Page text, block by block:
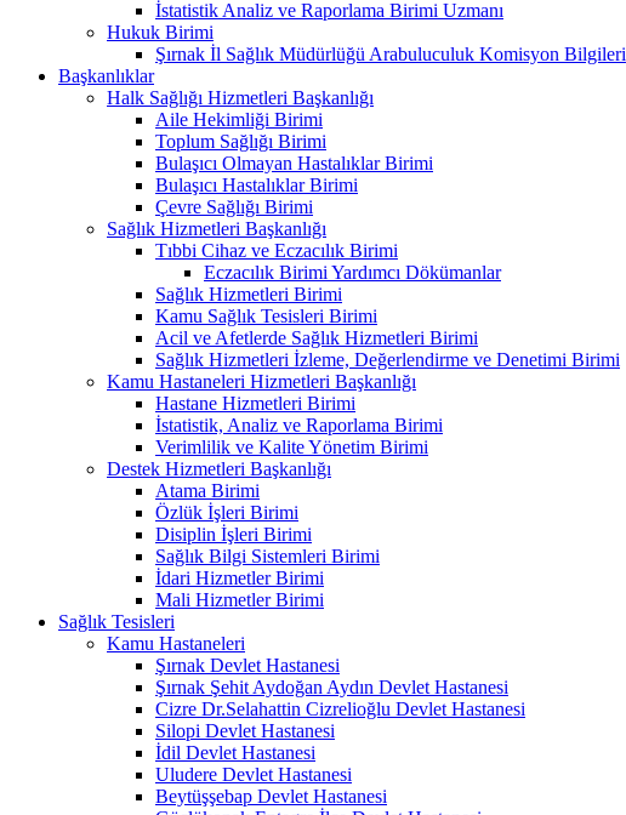
İstatistik Analiz ve Raporlama Birimi Uzmanı
Hukuk Birimi
Şırnak İl Sağlık Müdürlüğü Arabuluculuk Komisyon Bilgileri
Başkanlıklar
Halk Sağlığı Hizmetleri Başkanlığı
Aile Hekimliği Birimi
Toplum Sağlığı Birimi
Bulaşıcı Olmayan Hastalıklar Birimi
Bulaşıcı Hastalıklar Birimi
Çevre Sağlığı Birimi
Sağlık Hizmetleri Başkanlığı
Tıbbi Cihaz ve Eczacılık Birimi
Eczacılık Birimi Yardımcı Dökümanlar
Sağlık Hizmetleri Birimi
Kamu Sağlık Tesisleri Birimi
Acil ve Afetlerde Sağlık Hizmetleri Birimi
Sağlık Hizmetleri İzleme, Değerlendirme ve Denetimi Birimi
Kamu Hastaneleri Hizmetleri Başkanlığı
Hastane Hizmetleri Birimi
İstatistik, Analiz ve Raporlama Birimi
Verimlilik ve Kalite Yönetim Birimi
Destek Hizmetleri Başkanlığı
Atama Birimi
Özlük İşleri Birimi
Disiplin İşleri Birimi
Sağlık Bilgi Sistemleri Birimi
İdari Hizmetler Birimi
Mali Hizmetler Birimi
Sağlık Tesisleri
Kamu Hastaneleri
Şırnak Devlet Hastanesi
Şırnak Şehit Aydoğan Aydın Devlet Hastanesi
Cizre Dr.Selahattin Cizrelioğlu Devlet Hastanesi
Silopi Devlet Hastanesi
İdil Devlet Hastanesi
Uludere Devlet Hastanesi
Beytüşşebap Devlet Hastanesi